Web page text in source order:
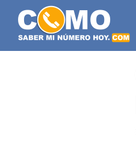
Saltar
contenido